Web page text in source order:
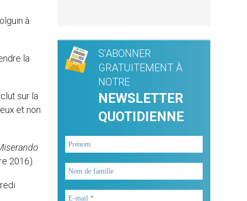
à
la
sur la
et non
2016).
S'ABONNER
GRATUITEMENT À
NOTRE
NEWSLETTER
QUOTIDIENNE